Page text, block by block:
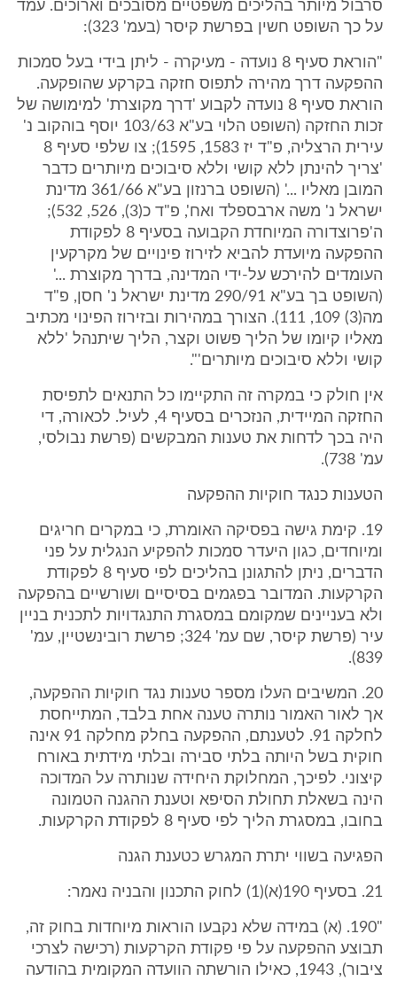
סרבול מיותר בהליכים משפטיים מסובכים וארוכים. עמד
על כך השופט חשין בפרשת קיסר (בעמ' 323):
"הוראת סעיף 8 נועדה - מעיקרה - ליתן בידי בעל סמכות
ההפקעה דרך מהירה לתפוס חזקה בקרקע שהופקעה.
הוראת סעיף 8 נועדה לקבוע 'דרך מקוצרת' למימושה של
זכות החזקה (השופט הלוי בע"א 103/63 יוסף בוהקוב נ'
עירית הרצליה, פ"ד יז 1583, 1595); צו שלפי סעיף 8
'צריך להינתן ללא קושי וללא סיבוכים מיותרים כדבר
המובן מאליו ...' (השופט ברנזון בע"א 361/66 מדינת
ישראל נ' משה ארבספלד ואח', פ"ד כ(3), 526, 532);
ה'פרוצדורה המיוחדת הקבועה בסעיף 8 לפקודת
ההפקעה מיועדת להביא לזירוז פינויים של מקרקעין
העומדים להירכש על-ידי המדינה, בדרך מקוצרת ...'
(השופט בך בע"א 290/91 מדינת ישראל נ' חסן, פ"ד
מה(3) 109, 111). הצורך במהירות ובזירוז הפינוי מכתיב
מאליו קיומו של הליך פשוט וקצר, הליך שיתנהל 'ללא
קושי וללא סיבוכים מיותרים'".
אין חולק כי במקרה זה התקיימו כל התנאים לתפיסת
החזקה המיידית, הנזכרים בסעיף 4, לעיל. לכאורה, די
היה בכך לדחות את טענות המבקשים (פרשת נבולסי,
עמ' 738).
הטענות כנגד חוקיות ההפקעה
19. קימת גישה בפסיקה האומרת, כי במקרים חריגים
ומיוחדים, כגון היעדר סמכות להפקיע הנגלית על פני
הדברים, ניתן להתגונן בהליכים לפי סעיף 8 לפקודת
הקרקעות. המדובר בפגמים בסיסיים ושורשיים בהפקעה
ולא בעניינים שמקומם במסגרת התנגדויות לתכנית בניין
עיר (פרשת קיסר, שם עמ' 324; פרשת רובינשטיין, עמ'
839).
20. המשיבים העלו מספר טענות נגד חוקיות ההפקעה,
אך לאור האמור נותרה טענה אחת בלבד, המתייחסת
לחלקה 91. לטענתם, ההפקעה בחלק מחלקה 91 אינה
חוקית בשל היותה בלתי סבירה ובלתי מידתית באורח
קיצוני. לפיכך, המחלוקת היחידה שנותרה על המדוכה
הינה בשאלת תחולת הסיפא וטענת ההגנה הטמונה
בחובו, במסגרת הליך לפי סעיף 8 לפקודת הקרקעות.
הפגיעה בשווי יתרת המגרש כטענת הגנה
21. בסעיף 190(א)(1) לחוק התכנון והבניה נאמר:
"190. (א) במידה שלא נקבעו הוראות מיוחדות בחוק זה,
תבוצע ההפקעה על פי פקודת הקרקעות (רכישה לצרכי
ציבור), 1943, כאילו הורשתה הוועדה המקומית בהודעה